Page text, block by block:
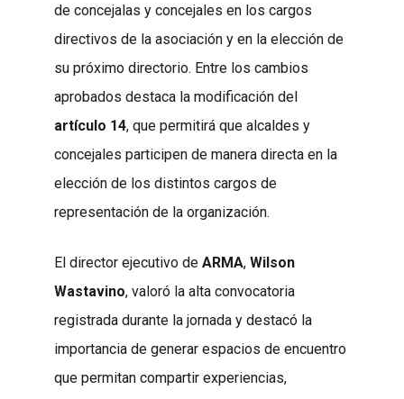
de concejalas y concejales en los cargos
directivos de la asociación y en la elección de
su próximo directorio. Entre los cambios
aprobados destaca la modificación del
artículo 14, que permitirá que alcaldes y
concejales participen de manera directa en la
elección de los distintos cargos de
representación de la organización.
El director ejecutivo de ARMA, Wilson
Wastavino, valoró la alta convocatoria
registrada durante la jornada y destacó la
importancia de generar espacios de encuentro
que permitan compartir experiencias,